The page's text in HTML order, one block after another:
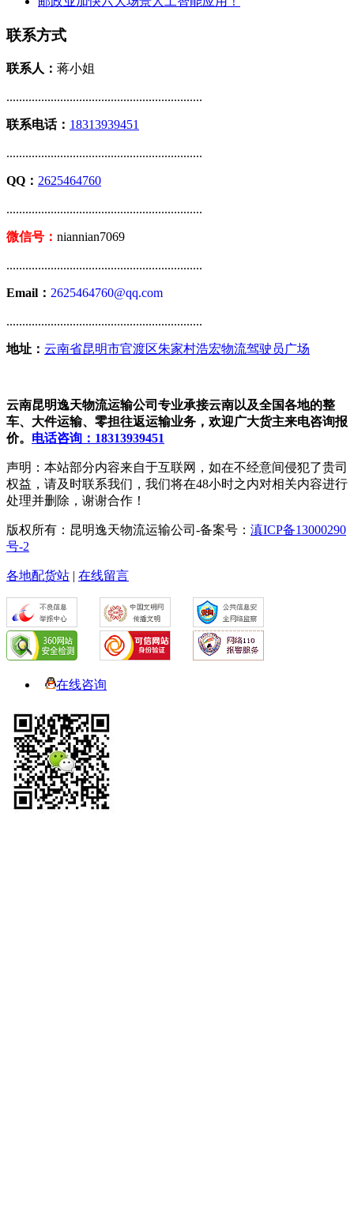
联系方式
联系人： 蒋小姐
..............................................................
联系电话： 18313939451
..............................................................
QQ： 2625464760
..............................................................
微信号： niannian7069
..............................................................
Email： 2625464760@qq.com
..............................................................
地址： 云南省昆明市官渡区朱家村浩宏物流驾驶员广场
云南昆明逸天物流运输公司专业承接云南以及全国各地的整
车、大件运输、零担往返运输业务，欢迎广大货主来电咨询报
价。 电话咨询：18313939451
声明：本站部分内容来自于互联网，如在不经意间侵犯了贵司
权益，请及时联系我们，我们将在48小时之内对相关内容进行
处理并删除，谢谢合作！
版权所有：昆明逸天物流运输公司-备案号： 滇ICP备13000290
号-2
各地配货站 | 在线留言
在线咨询